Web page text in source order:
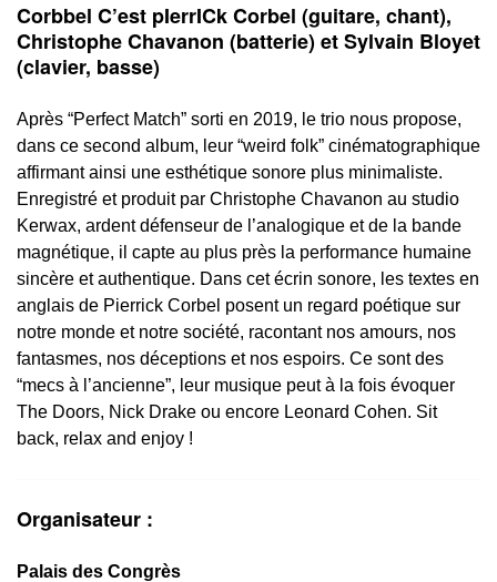
Corbbel C’est pIerrICk Corbel (guitare, chant),
Christophe Chavanon (batterie) et Sylvain Bloyet
(clavier, basse)
Après “Perfect Match” sorti en 2019, le trio nous propose,
dans ce second album, leur “weird folk” cinématographique
affirmant ainsi une esthétique sonore plus minimaliste.
Enregistré et produit par Christophe Chavanon au studio
Kerwax, ardent défenseur de l’analogique et de la bande
magnétique, il capte au plus près la performance humaine
sincère et authentique. Dans cet écrin sonore, les textes en
anglais de Pierrick Corbel posent un regard poétique sur
notre monde et notre société, racontant nos amours, nos
fantasmes, nos déceptions et nos espoirs. Ce sont des
“mecs à l’ancienne”, leur musique peut à la fois évoquer
The Doors, Nick Drake ou encore Leonard Cohen. Sit
back, relax and enjoy !
Organisateur :
Palais des Congrès